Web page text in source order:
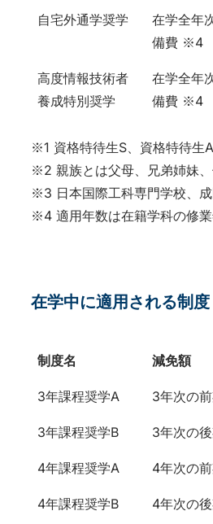
自宅外通学奨学
在学全年
備費 ※4
高度情報技術者
養成特別奨学
在学全年
備費 ※4
※1 資格特待生S、資格特待生
※2 親族とは父母、兄弟姉妹、
※3 日本国際工科専門学校、成
※4 適用年数は在籍学科の修業
在学中に適用される制度
制度名 減免額
制度名
減免額
3年課程奨学A 3年次の
3年課程奨学B 3年次の
4年課程奨学A 4年次の
4年課程奨学B 4年次の